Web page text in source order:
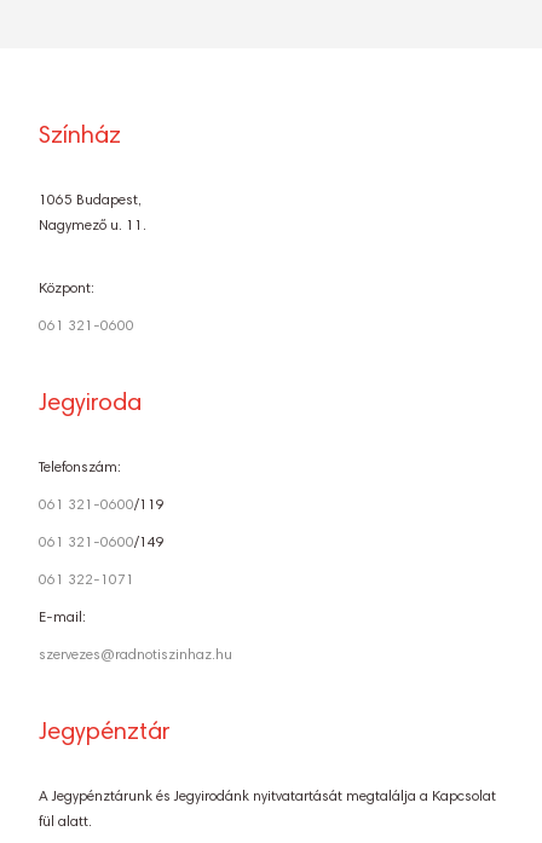
Színház
1065 Budapest,
Nagymező u. 11.
Központ:
061 321-0600
Jegyiroda
Telefonszám:
061 321-0600/119
061 321-0600/149
061 322-1071
E-mail:
szervezes@radnotiszinhaz.hu
Jegypénztár
A Jegypénztárunk és Jegyirodánk nyitvatartását megtalálja a Kapcsolat
fül alatt.